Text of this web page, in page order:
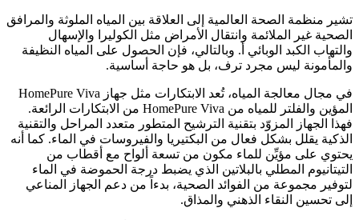
تشير منظمة الصحة العالمية إلى العلاقة بين المياه الملوثة والمرافق
الصحية غير الملائمة وانتقال الأمراض مثل الكوليرا والإسهال
والتهاب الكبد الوبائي أ. وبالتالي، فإن الحصول على المياه النظيفة
والمأمونة ليس مجرد ترف، بل هو حاجة أساسية.
في مجال معالجة المياه، تُعد الابتكارات مثل جهاز HomePure Viva
المؤين والفلتر للمياه من HomePure Viva من الابتكارات الرائعة.
فهذا الجهاز المزوّد بتقنية الترشيح المتطور متعدد المراحل والتقنية
الذكية يقلل بشكل فعال من البكتيريا والفيروسات في الماء. كما أنه
يحتوي على مؤيِّن للماء مكون من تسعة ألواح مع أقطاب من
التيتانيوم المطلي بالبلاتين الذي يضبط درجة الحموضة في الماء
لتوفير مجموعة من الفوائد الصحية، بدءاً من دعم الجهاز المناعي
إلى تحسين النقاء الذهني والمذاق.